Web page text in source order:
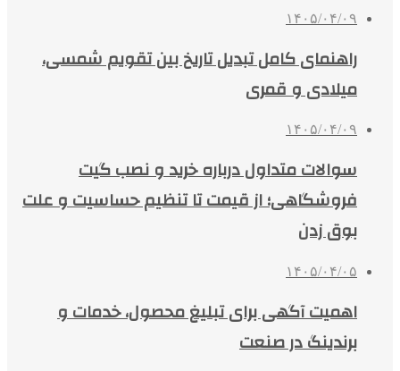
۱۴۰۵/۰۴/۰۹
راهنمای کامل تبدیل تاریخ بین تقویم شمسی،
میلادی و قمری
۱۴۰۵/۰۴/۰۹
سوالات متداول درباره خرید و نصب گیت
فروشگاهی؛ از قیمت تا تنظیم حساسیت و علت
بوق زدن
۱۴۰۵/۰۴/۰۵
اهمیت آگهی برای تبلیغ محصول، خدمات و
برندینگ در صنعت